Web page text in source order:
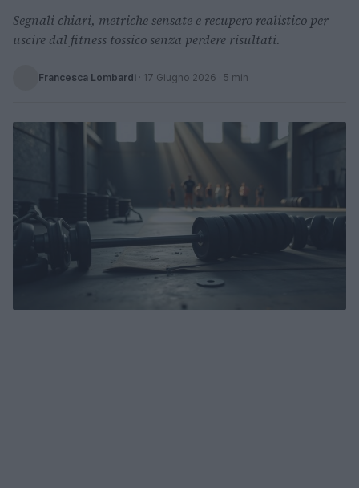
Segnali chiari, metriche sensate e recupero realistico per
uscire dal fitness tossico senza perdere risultati.
Francesca Lombardi · 17 Giugno 2026 · 5 min